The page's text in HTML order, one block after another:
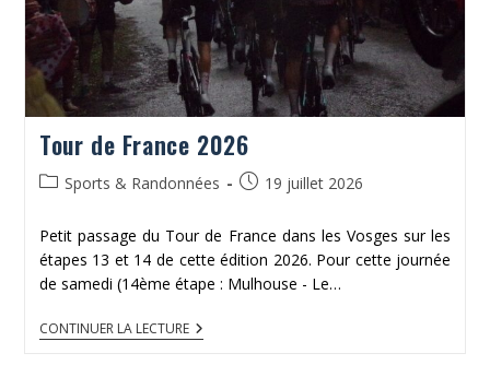
Tour de France 2026
PostSports & Randonnées
Publication
19 juillet 2026
Petit passage du Tour de France dans les Vosges sur les
étapes 13 et 14 de cette édition 2026. Pour cette journée
de samedi (14ème étape : Mulhouse - Le…
CONTINUER LA LECTURETOUR
DE